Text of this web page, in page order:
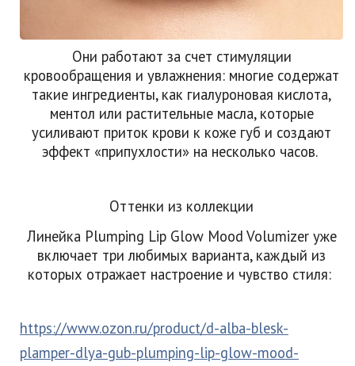
Они работают за счет стимуляции
кровообращения и увлажнения: многие содержат
такие ингредиенты, как гиалуроновая кислота,
ментол или растительные масла, которые
усиливают приток крови к коже губ и создают
эффект «припухлости» на несколько часов.
Оттенки из коллекции
Линейка Plumping Lip Glow Mood Volumizer уже
включает три любимых варианта, каждый из
которых отражает настроение и чувство стиля:
https://www.ozon.ru/product/d-alba-blesk-
plamper-dlya-gub-plumping-lip-glow-mood-